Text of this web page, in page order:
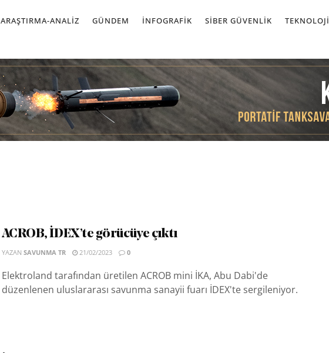
ARAŞTIRMA-ANALIZ GÜNDEM İNFOGRAFIK SIBER GÜVENLIK TEKNOLOJI
ACROB, İDEX’te görücüye çıktı
YAZAN SAVUNMA TR 21/02/2023 0
Elektroland tarafından üretilen ACROB mini İKA, Abu Dabi'de
düzenlenen uluslararası savunma sanayii fuarı İDEX'te sergileniyor.